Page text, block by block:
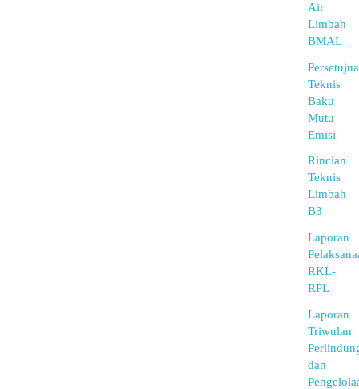
Air
Limbah
BMAL
Teknis
Baku
Mutu
Emisi
Rincian
Teknis
Limbah
B3
Laporan
RKL-
RPL
Laporan
Triwulan
dan